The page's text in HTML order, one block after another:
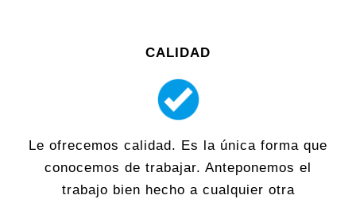
CALIDAD
Le ofrecemos calidad. Es la única forma que
conocemos de trabajar. Anteponemos el
trabajo bien hecho a cualquier otra